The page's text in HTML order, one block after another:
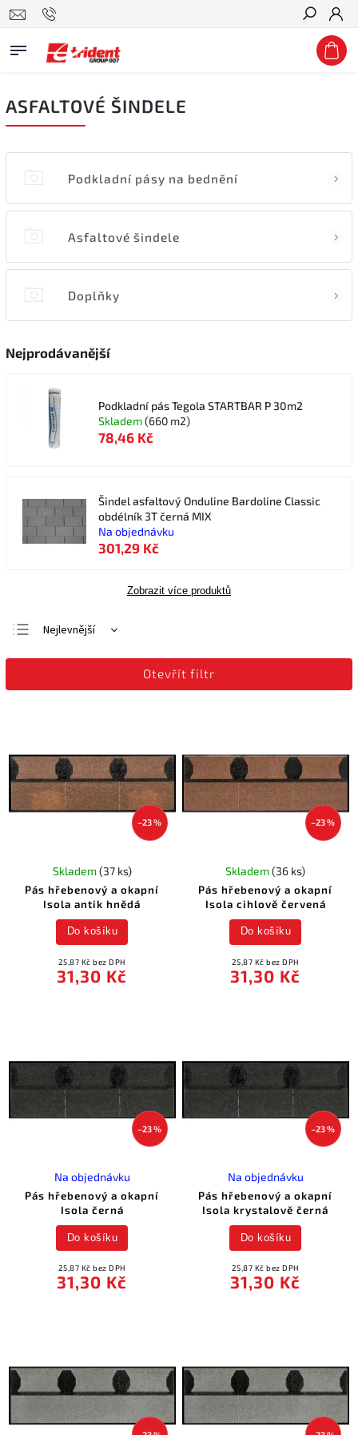
Hledat
ASFALTOVÉ ŠINDELE
Podkladní pásy na bednění
Asfaltové šindele
Doplňky
Nejprodávanější
Podkladní pás Tegola STARTBAR P 30m2
Skladem(660 m2)
78,46 Kč
Šindel asfaltový Onduline Bardoline Classic
obdélník 3T černá MIX
Na objednávku
301,29 Kč
Zobrazit více produktů
Nejlevnější
Nejdražší
Otevřít filtr
–23 %
Pás hřebenový a okapní
Isola antik hnědá
Skladem(37 ks)
25,87 Kč bez DPH
31,30 Kč
Do košíku
–23 %
Pás hřebenový a okapní
Isola cihlově červená
Skladem(36 ks)
25,87 Kč bez DPH
31,30 Kč
Do košíku
–23 %
Pás hřebenový a okapní
Isola černá
Na objednávku
25,87 Kč bez DPH
31,30 Kč
Do košíku
–23 %
Pás hřebenový a okapní
Isola krystalově černá
Na objednávku
25,87 Kč bez DPH
31,30 Kč
Do košíku